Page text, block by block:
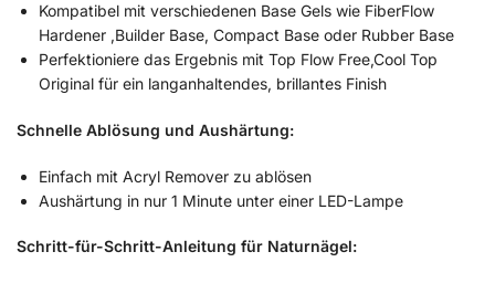
Kompatibel mit verschiedenen Base Gels wie FiberFlow
Hardener ,Builder Base, Compact Base oder Rubber Base
Perfektioniere das Ergebnis mit Top Flow Free,Cool Top
Original für ein langanhaltendes, brillantes Finish
Schnelle Ablösung und Aushärtung:
Einfach mit Acryl Remover zu ablösen
Aushärtung in nur 1 Minute unter einer LED-Lampe
Schritt-für-Schritt-Anleitung für Naturnägel: